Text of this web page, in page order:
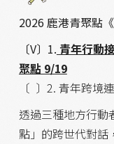
2026 鹿港青聚點
〔V〕1. 青年行動
聚點 9/19
〔 〕2. 青年跨
透過三種地方行動
點」的跨世代對話